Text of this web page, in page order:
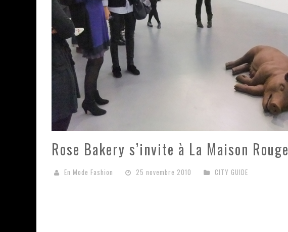
Rose Bakery s’invite à La Maison Rouge
En Mode Fashion 25 novembre 2010 CITY GUIDE